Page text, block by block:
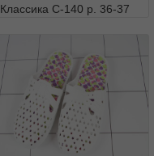
Классика С-140 р. 36-37